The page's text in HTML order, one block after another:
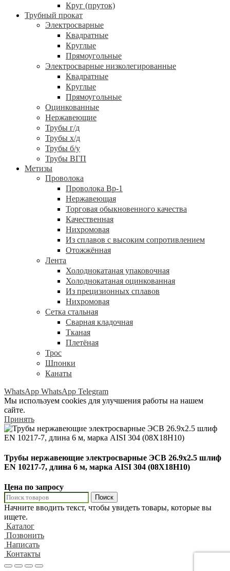
Круг (пруток)
Трубный прокат
Электросварные
Квадратные
Круглые
Прямоугольные
Электросварные низколегированные
Квадратные
Круглые
Прямоугольные
Оцинкованные
Нержавеющие
Трубы г/д
Трубы х/д
Трубы б/у
Трубы ВГП
Метизы
Проволока
Проволока Вр-1
Нержавеющая
Торговая обыкновенного качества
Качественная
Нихромовая
Из сплавов с высоким сопротивлением
Отожжённая
Лента
Холоднокатаная упаковочная
Холоднокатаная оцинкованная
Из прецизионных сплавов
Нихромовая
Сетка стальная
Сварная кладочная
Тканая
Плетёная
Трос
Шпонки
Канаты
WhatsApp WhatsApp Telegram
Мы используем cookies для улучшения работы на нашем
сайте.
Принять
Трубы нержавеющие электросварные ЭСВ 26.9х2.5 шлиф
EN 10217-7, длина 6 м, марка AISI 304 (08Х18Н10)
Цена по запросу
Поиск
Начните вводить текст, чтобы увидеть товары, которые вы
ищете.
Каталог
Позвонить
Написать
Контакты